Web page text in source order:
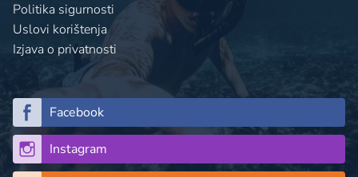
Politika sigurnosti
Uslovi korištenja
Izjava o privatnosti
Facebook
Instagram